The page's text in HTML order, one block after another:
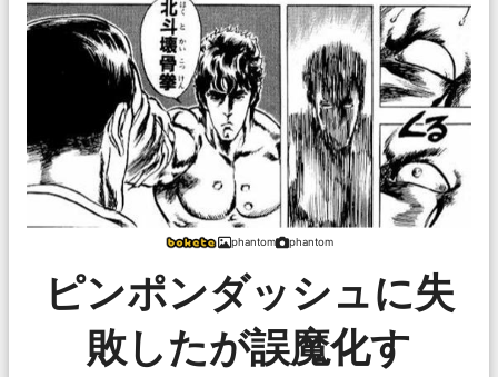
phantom phantom
ピンポンダッシュに失
敗したが誤魔化す